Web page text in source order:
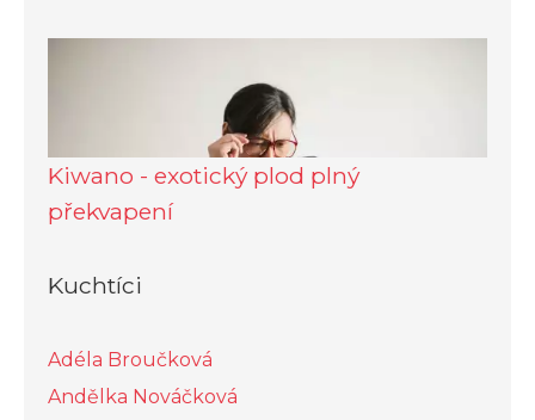
Kiwano - exotický plod plný
překvapení
Kuchtíci
Adéla Broučková
Andělka Nováčková